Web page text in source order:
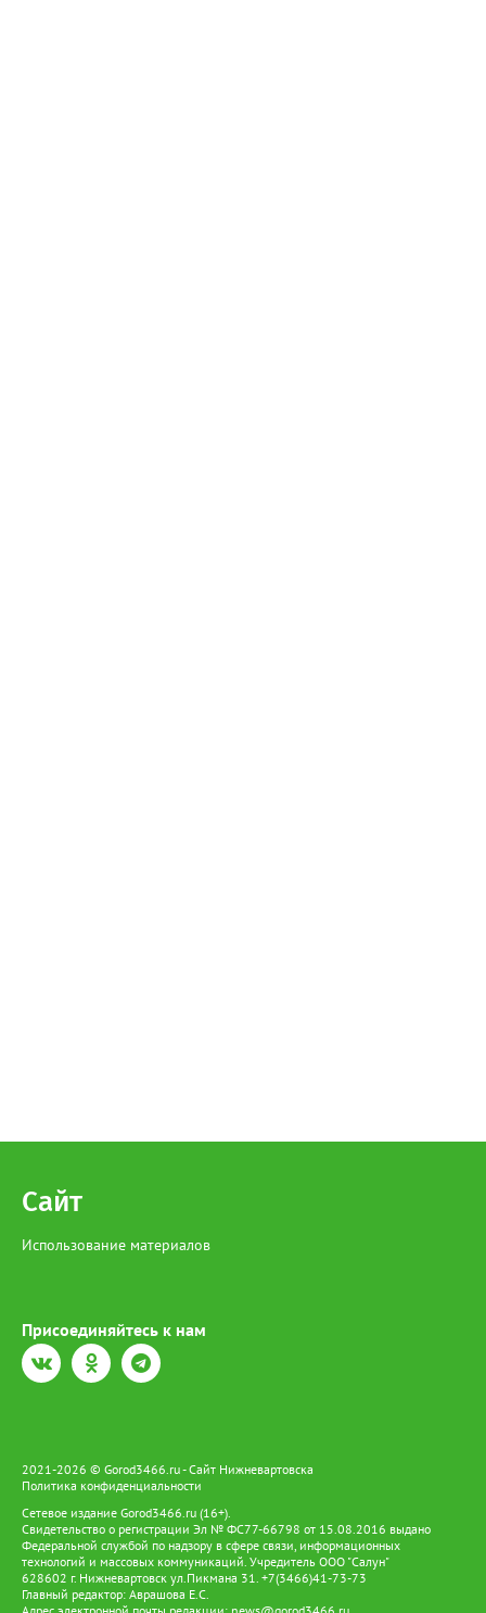
Сайт
Использование материалов
Присоединяйтесь к нам
2021-2026 © Gorod3466.ru - Сайт Нижневартовска
Политика конфиденциальности
Сетевое издание Gorod3466.ru (16+).
Свидетельство о регистрации Эл № ФС77-66798 от 15.08.2016 выдано
Федеральной службой по надзору в сфере связи, информационных
технологий и массовых коммуникаций. Учредитель ООО "Салун"
628602 г. Нижневартовск ул.Пикмана 31. +7(3466)41-73-73
Главный редактор: Аврашова Е.С.